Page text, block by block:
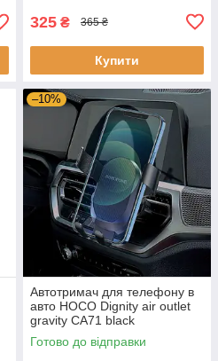
325 ₴ 365 ₴
Купити
–10%
Автотримач для телефону в
авто HOCO Dignity air outlet
gravity CA71 black
Готово до відправки